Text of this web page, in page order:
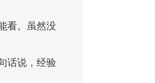
看。虽然没
话说，经验